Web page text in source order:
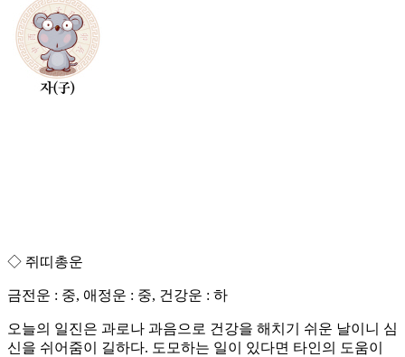
◇ 쥐띠총운
금전운 : 중, 애정운 : 중, 건강운 : 하
오늘의 일진은 과로나 과음으로 건강을 해치기 쉬운 날이니 심
신을 쉬어줌이 길하다. 도모하는 일이 있다면 타인의 도움이